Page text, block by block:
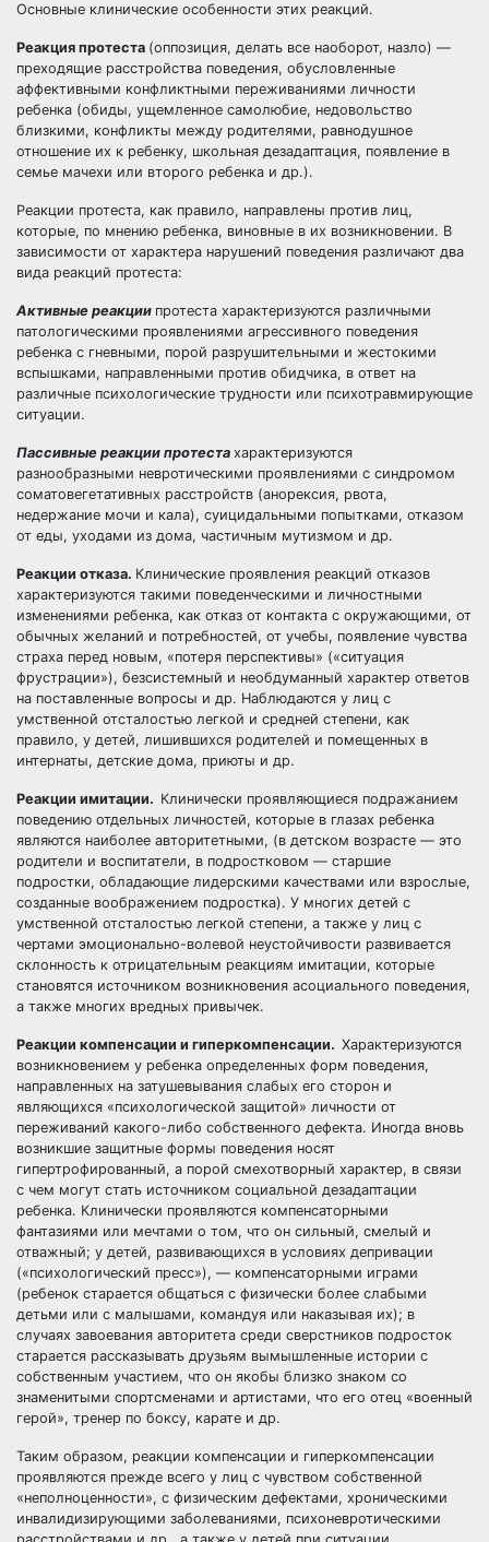
Основные клинические особенности этих реакций.
Реакция протеста (оппозиция, делать все наоборот, назло) —
преходящие расстройства поведения, обусловленные
аффективными конфликтными переживаниями личности
ребенка (обиды, ущемленное самолюбие, недовольство
близкими, конфликты между родителями, равнодушное
отношение их к ребенку, школьная дезадаптация, появление в
семье мачехи или второго ребенка и др.).
Реакции протеста, как правило, направлены против лиц,
которые, по мнению ребенка, виновные в их возникновении. В
зависимости от характера нарушений поведения различают два
вида реакций протеста:
Активные реакции протеста характеризуются различными
патологическими проявлениями агрессивного поведения
ребенка с гневными, порой разрушительными и жестокими
вспышками, направленными против обидчика, в ответ на
различные психологические трудности или психотравмирующие
ситуации.
Пассивные реакции протеста характеризуются
разнообразными невротическими проявлениями с синдромом
соматовегетативных расстройств (анорексия, рвота,
недержание мочи и кала), суицидальными попытками, отказом
от еды, уходами из дома, частичным мутизмом и др.
Реакции отказа. Клинические проявления реакций отказов
характеризуются такими поведенческими и личностными
изменениями ребенка, как отказ от контакта с окружающими, от
обычных желаний и потребностей, от учебы, появление чувства
страха перед новым, «потеря перспективы» («ситуация
фрустрации»), безсистемный и необдуманный характер ответов
на поставленные вопросы и др. Наблюдаются у лиц с
умственной отсталостью легкой и средней степени, как
правило, у детей, лишившихся родителей и помещенных в
интернаты, детские дома, приюты и др.
Реакции имитации. Клинически проявляющиеся подражанием
поведению отдельных личностей, которые в глазах ребенка
являются наиболее авторитетными, (в детском возрасте — это
родители и воспитатели, в подростковом — старшие
подростки, обладающие лидерскими качествами или взрослые,
созданные воображением подростка). У многих детей с
умственной отсталостью легкой степени, а также у лиц с
чертами эмоционально-волевой неустойчивости развивается
склонность к отрицательным реакциям имитации, которые
становятся источником возникновения асоциального поведения,
а также многих вредных привычек.
Реакции компенсации и гиперкомпенсации. Характеризуются
возникновением у ребенка определенных форм поведения,
направленных на затушевывания слабых его сторон и
являющихся «психологической защитой» личности от
переживаний какого-либо собственного дефекта. Иногда вновь
возникшие защитные формы поведения носят
гипертрофированный, а порой смехотворный характер, в связи
с чем могут стать источником социальной дезадаптации
ребенка. Клинически проявляются компенсаторными
фантазиями или мечтами о том, что он сильный, смелый и
отважный; у детей, развивающихся в условиях депривации
(«психологический пресс»), — компенсаторными играми
(ребенок старается общаться с физически более слабыми
детьми или с малышами, командуя или наказывая их); в
случаях завоевания авторитета среди сверстников подросток
старается рассказывать друзьям вымышленные истории с
собственным участием, что он якобы близко знаком со
знаменитыми спортсменами и артистами, что его отец «военный
герой», тренер по боксу, карате и др.
Таким образом, реакции компенсации и гиперкомпенсации
проявляются прежде всего у лиц с чувством собственной
«неполноценности», с физическим дефектами, хроническими
инвалидизирующими заболеваниями, психоневротическими